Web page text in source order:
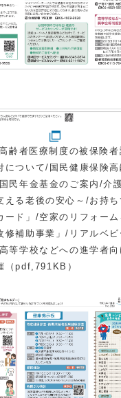
齢者医療制度の被保険
について/国民健康保険高
民年金基金のご案内/介
える老後の安心～/お持ち
ード」/空家のリフォーム
修補助事業」/リアルベビ
等学校などへの進学者向
（pdf,791KB）